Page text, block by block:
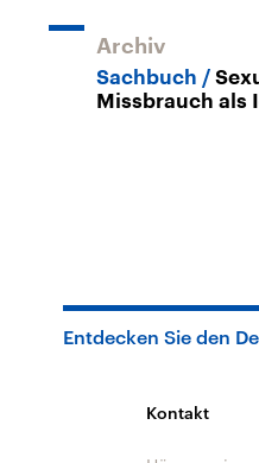
Archiv
Sachbuch
Missbrauch als
Entdecken Sie den
Kontakt